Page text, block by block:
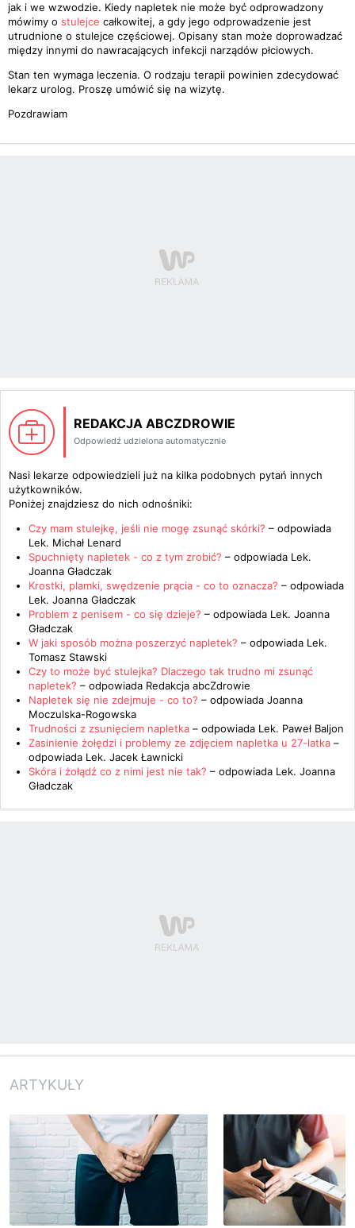
jak i we wzwodzie. Kiedy napletek nie może być odprowadzony
mówimy o stulejce całkowitej, a gdy jego odprowadzenie jest
utrudnione o stulejce częściowej. Opisany stan może doprowadzać
między innymi do nawracających infekcji narządów płciowych.
Stan ten wymaga leczenia. O rodzaju terapii powinien zdecydować
lekarz urolog. Proszę umówić się na wizytę.
Pozdrawiam
REDAKCJA ABCZDROWIE
Odpowiedź udzielona automatycznie
Nasi lekarze odpowiedzieli już na kilka podobnych pytań innych
użytkowników.
Poniżej znajdziesz do nich odnośniki:
Czy mam stulejkę, jeśli nie mogę zsunąć skórki? – odpowiada
Lek. Michał Lenard
Spuchnięty napletek - co z tym zrobić? – odpowiada Lek.
Joanna Gładczak
Krostki, plamki, swędzenie prącia - co to oznacza? – odpowiada
Lek. Joanna Gładczak
Problem z penisem - co się dzieje? – odpowiada Lek. Joanna
Gładczak
W jaki sposób można poszerzyć napletek? – odpowiada Lek.
Tomasz Stawski
Czy to może być stulejka? Dlaczego tak trudno mi zsunąć
napletek? – odpowiada Redakcja abcZdrowie
Napletek się nie zdejmuje - co to? – odpowiada Joanna
Moczulska-Rogowska
Trudności z zsunięciem napletka – odpowiada Lek. Paweł Baljon
Zasinienie żołędzi i problemy ze zdjęciem napletka u 27-latka –
odpowiada Lek. Jacek Ławnicki
Skóra i żołądź co z nimi jest nie tak? – odpowiada Lek. Joanna
Gładczak
ARTYKUŁY